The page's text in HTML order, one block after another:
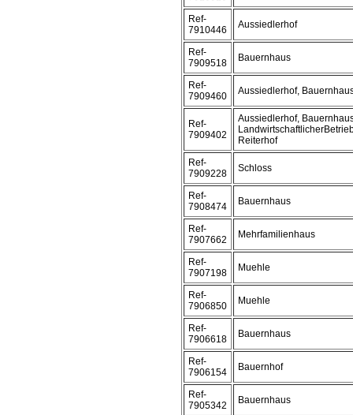
Ref-
7910446
Aussiedlerhof
Ref-
7909518
Bauernhaus
Ref-
7909460
Aussiedlerhof,
Ref-
7909402
Aussiedlerhof,
Reiterhof
Ref-
7909228
Schloss
Ref-
7908474
Bauernhaus
Ref-
7907662
Mehrfamilienhaus
Ref-
7907198
Muehle
Ref-
7906850
Muehle
Ref-
7906618
Bauernhaus
Ref-
7906154
Bauernhof
Ref-
7905342
Bauernhaus